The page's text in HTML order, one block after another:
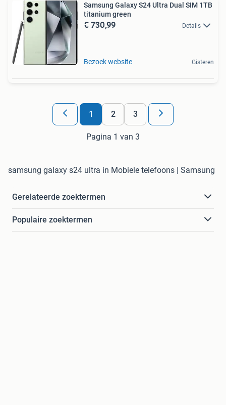
Samsung Galaxy S24 Ultra Dual SIM 1TB
titanium green
€ 730,99 Details
Bezoek website Gisteren
1 2 3
Pagina 1 van 3
samsung galaxy s24 ultra in Mobiele telefoons | Samsung
Gerelateerde zoektermen
Populaire zoektermen